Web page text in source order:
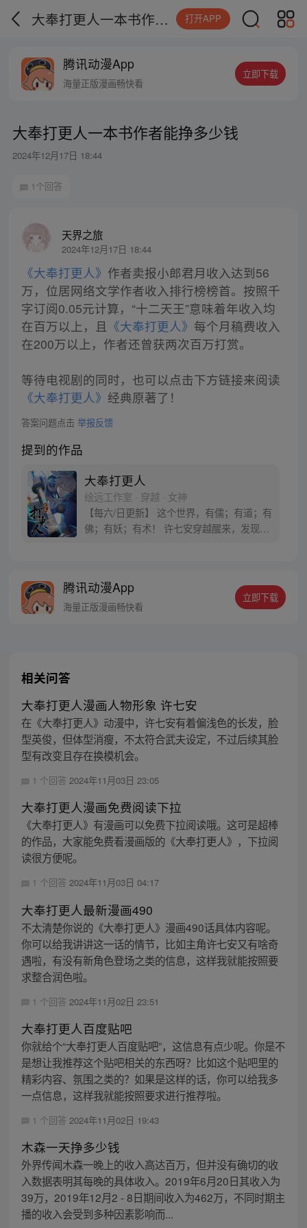
大奉打更人一本书作者能挣多少钱 打开APP
腾讯动漫App
海量正版漫画畅快看
立即下载
大奉打更人一本书作者能挣多少钱
2024年12月17日 18:44
1个回答
天界之旅
2024年12月17日 18:44
《大奉打更人》 作者卖报小郎君月收入达到56
万，位居网络文学作者收入排行榜榜首。按照千
字订阅0.05元计算，“十二天王”意味着年收入均
在百万以上，且 《大奉打更人》 每个月稿费收入
在200万以上，作者还曾获两次百万打赏。
等待电视剧的同时，也可以点击下方链接来阅读
《大奉打更人》 经典原著了！
答案问题点击 举报反馈
提到的作品
大奉打更人
绘远工作室 · 穿越 · 女神
【每六/日更新】 这个世界，有儒；有道；有
佛；有妖；有术！ 许七安穿越醒来，发现自
者卖报小郎君同名小说 QQ群号：
799493374
腾讯动漫App
海量正版漫画畅快看
立即下载
相关问答
大奉打更人漫画人物形象 许七安
在《大奉打更人》动漫中，许七安有着偏浅色的长发，脸
型英俊，但体型消瘦，不太符合武夫设定，不过后续其脸
型有改变且存在换模机会。
1 个回答 2024年11月03日 23:05
大奉打更人漫画免费阅读下拉
《大奉打更人》有漫画可以免费下拉阅读哦。这可是超棒
的作品，大家能免费看漫画版的《大奉打更人》，下拉阅
读很方便呢。
1 个回答 2024年11月03日 04:17
大奉打更人最新漫画490
不太清楚你说的《大奉打更人》漫画490话具体内容呢。
你可以给我讲讲这一话的情节，比如主角许七安又有啥奇
遇啦，有没有新角色登场之类的信息，这样我就能按照要
求整合润色啦。
1 个回答 2024年11月02日 23:51
大奉打更人百度贴吧
你就给个“大奉打更人百度贴吧”，这信息有点少呢。你是不
是想让我推荐这个贴吧相关的东西呀？比如这个贴吧里的
精彩内容、氛围之类的？如果是这样的话，你可以给我多
一点信息，这样我就能按照要求进行推荐啦。
1 个回答 2024年11月02日 19:43
木森一天挣多少钱
外界传闻木森一晚上的收入高达百万，但并没有确切的收
入数据表明其每晚的具体收入。2019年6月20日其收入为
39万，2019年12月2 - 8日期间收入为462万，不同时期主
播的收入会受到多种因素影响而...